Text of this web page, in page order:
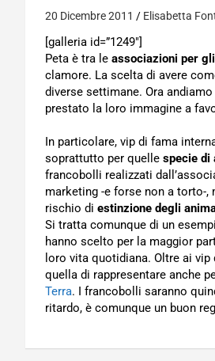
20 Dicembre 2011 Elisabetta
[galleria id=”1249″]
Peta è tra le associazioni per
clamore. La scelta di avere
diverse settimane. Ora
prestato la loro immagine a
In particolare, vip di fama
soprattutto per quelle specie di
francobolli realizzati
marketing -e forse non a torto-,
rischio di estinzione degli
Si tratta comunque di un
hanno scelto per la maggior
loro vita quotidiana. Oltre ai
quella di rappresentare anche
Terra. I francobolli saranno
ritardo, è comunque un buon